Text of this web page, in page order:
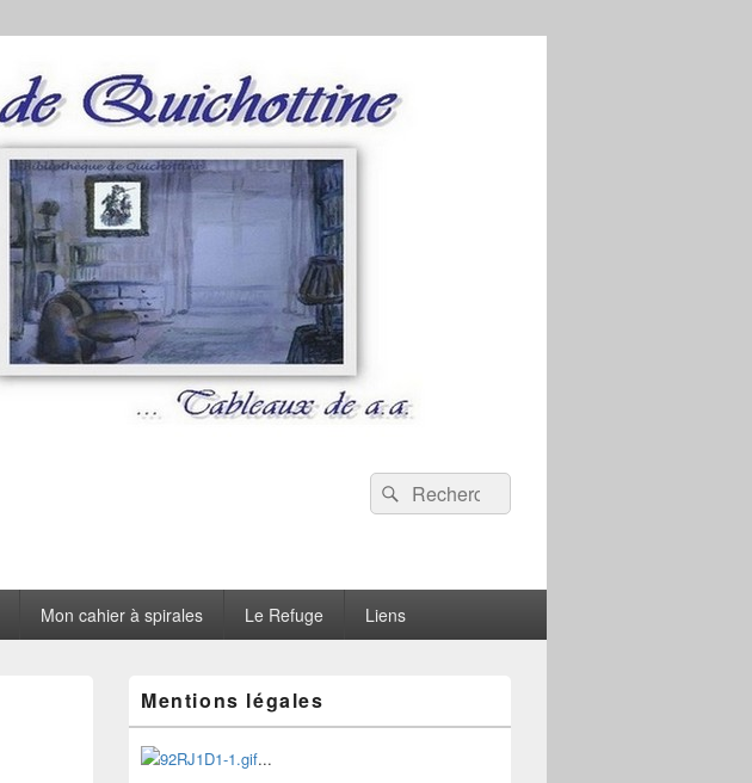
Recherche :
Rechercher
Mon cahier à spirales Le Refuge Liens
principale
de
widget
pour
Mentions légales
...